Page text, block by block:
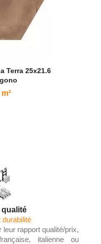
Terra 25x21.6
qualité
rapport qualité/prix,
italienne ou